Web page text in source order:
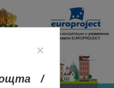
×
/